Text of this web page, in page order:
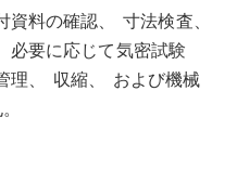
資料の確認、
寸法検査、
必要に応じて気密試験
、 収縮、
および機械